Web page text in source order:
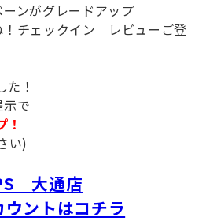
ンがグレードアップ
！チェックイン レビューご登
た！
で
い)
大通店
ントはコチラ